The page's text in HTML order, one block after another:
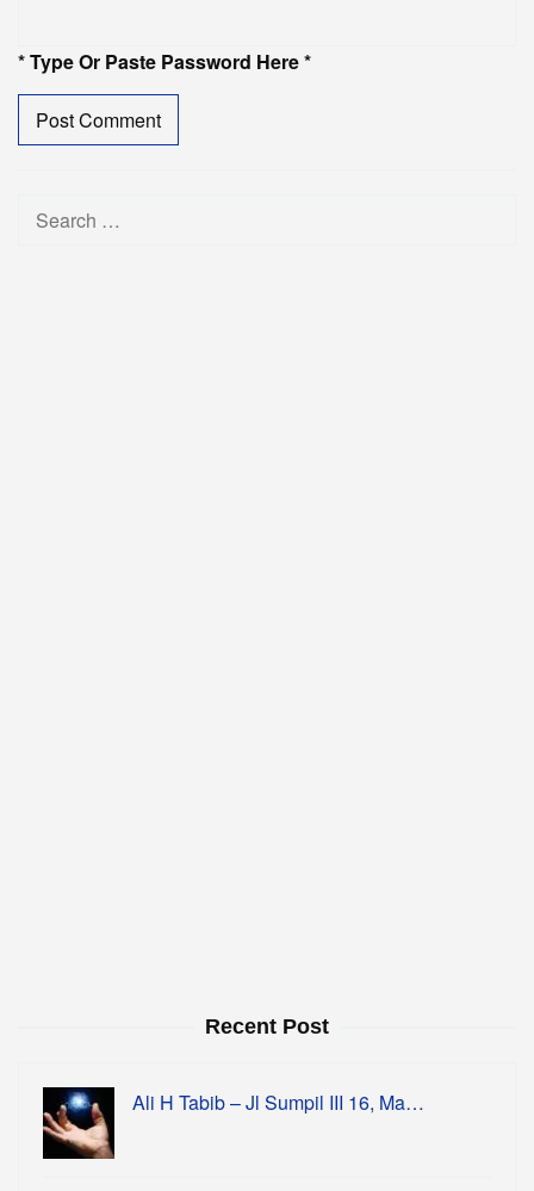
* Type Or Paste Password Here *
Search
Recent Post
Ali H Tabib – Jl Sumpil III 16, Ma…